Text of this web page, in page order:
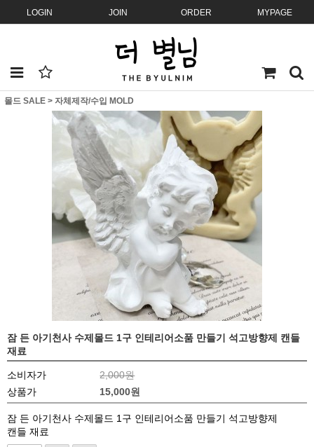
LOGIN JOIN ORDER MYPAGE
몰드 SALE > 자체제작/수입 MOLD
잠 든 아기천사 수제몰드 1구 인테리어소품 만들기 석고방향제 캔들
재료
소비자가
2,000원
상품가
15,000원
잠 든 아기천사 수제몰드 1구 인테리어소품 만들기 석고방향제
캔들 재료